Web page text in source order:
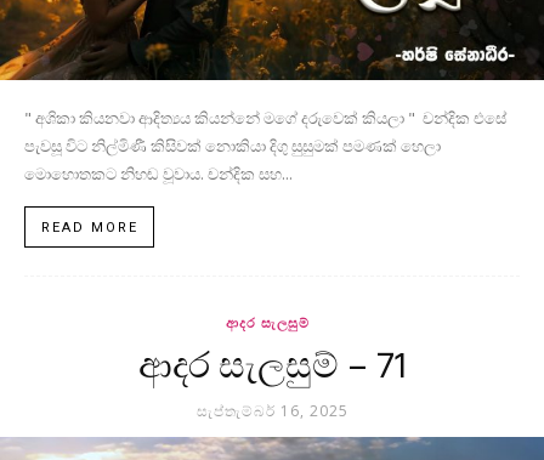
" අශිකා කියනවා ආදිත්‍යය කියන්නේ මගේ දරුවෙක් කියලා " චන්දික එසේ
පැවසූ විට නිල්මිණී කිසිවක් නොකියා දිගු සුසුමක් පමණක් හෙලා
මොහොතකට නිහඬ වූවාය. චන්දික සහ...
READ MORE
ආදර සැලසුම්
ආදර සැලසුම් – 71
සැප්තැම්බර් 16, 2025